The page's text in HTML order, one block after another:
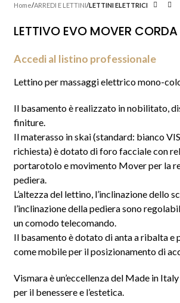
Home ARREDI E LETTINI LETTINI ELETTRICI
LETTIVO EVO MOVER
Accedi al listino professionale
Lettino per massaggi elettrico mono-
Il basamento è realizzato in nobilitato,
finiture.
Il materasso in skai (standard: bianco
richiesta) è dotato di foro facciale con
portarotolo e movimento Mover per la
pediera.
L’altezza del lettino, l’inclinazione dello
l’inclinazione della pediera sono
un comodo telecomando.
Il basamento è dotato di anta a ribalta e
come mobile per il posizionamento di
Vismara è un’eccellenza del Made in
per il benessere e l’estetica.